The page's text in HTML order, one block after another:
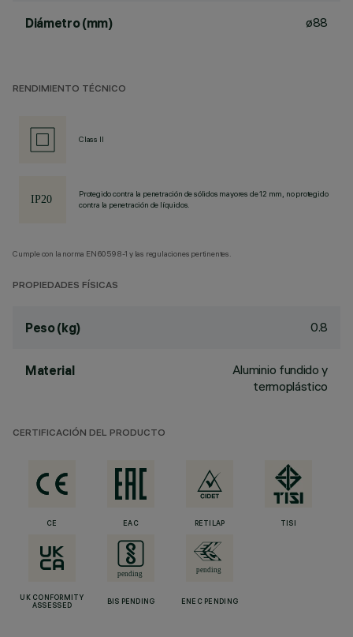
Diámetro (mm) ø88
RENDIMIENTO TÉCNICO
Class II
Protegido contra la penetración de sólidos mayores de 12 mm, no protegido
contra la penetración de líquidos.
Cumple con la norma EN60598-1 y las regulaciones pertinentes.
PROPIEDADES FÍSICAS
Peso (kg) 0.8
Material
Aluminio fundido y
termoplástico
CERTIFICACIÓN DEL PRODUCTO
CE EAC RETILAP TISI
UK CONFORMITY
ASSESSED
BIS PENDING ENEC PENDING